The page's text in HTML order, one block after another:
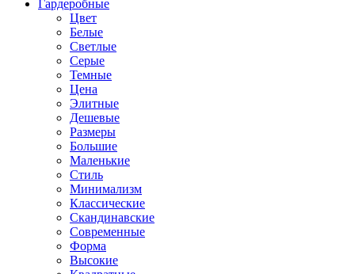
Гардеробные
Цвет
Белые
Светлые
Серые
Темные
Цена
Элитные
Дешевые
Размеры
Большие
Маленькие
Стиль
Минимализм
Классические
Скандинавские
Современные
Форма
Высокие